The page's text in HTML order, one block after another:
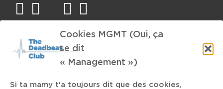
Cookies MGMT (Oui, ça
se dit
« Management »)
Si ta mamy t'a toujours dit que des cookies,
facebook
twitter
mail instagram
TAGS
Huy My Bloody Valentine